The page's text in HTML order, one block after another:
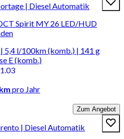
| Diesel Automatik
Spirit MY 26 LED/HUD
5,4 l/100km (komb.) | 141 g
E (komb.)
1.03
pro Jahr
Zum Angebot
| Diesel Automatik